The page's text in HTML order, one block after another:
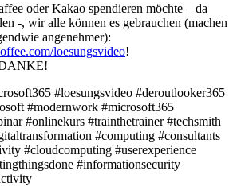
oder Kakao spendieren möchte – da
-, wir alle können es gebrauchen (machen
angenehmer):
loesungsvideo!
DANKE!
#loesungsvideo #deroutlooker365
#modernwork #microsoft365
#onlinekurs #trainthetrainer #techsmith
#computing #consultants
#cloudcomputing #userexperience
#informationsecurity